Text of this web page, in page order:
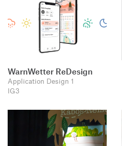
WarnWetter ReDesign
Application Design 1
IG3